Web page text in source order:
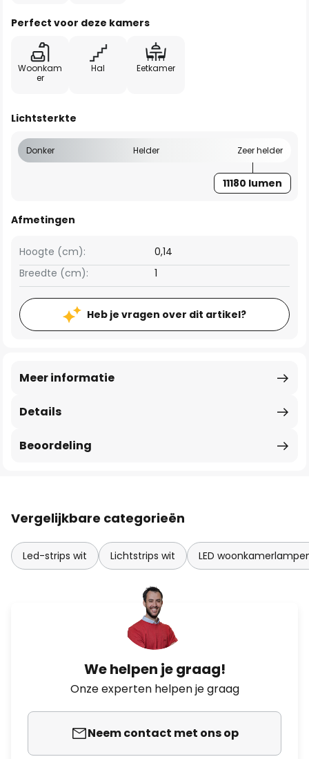
Perfect voor deze kamers
Woonkam
er
Hal Eetkamer
Lichtsterkte
Donker Helder Zeer helder
11180 lumen
Afmetingen
Breedte (cm): 1
Hoogte (cm): 0,14
Heb je vragen over dit artikel?
Details
Meer informatie
Beoordeling
Vergelijkbare categorieën
Led-strips wit Lichtstrips wit LED
We helpen je graag!
Onze experten helpen je graag
Neem contact met ons op